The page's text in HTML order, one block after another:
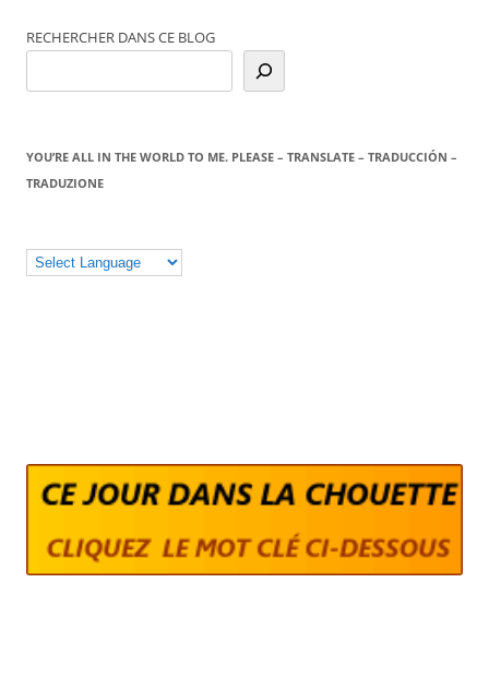
RECHERCHER DANS CE BLOG
YOU’RE ALL IN THE WORLD TO ME. PLEASE – TRANSLATE – TRADUCCIÓN –
TRADUZIONE